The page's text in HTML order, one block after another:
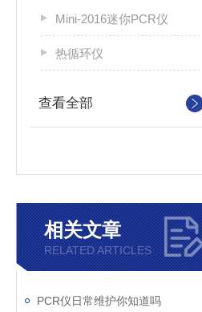
Mini-2016迷你PCR仪
热循环仪
查看全部
相关文章
RELATED ARTICLES
PCR仪日常维护你知道吗